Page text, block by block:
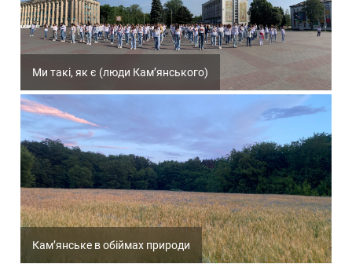
Ми такі, як є (люди Кам’янського)
Кам’янське в обіймах природи